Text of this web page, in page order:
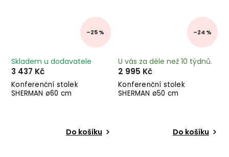
–25 %
Konferenční stolek
SHERMAN ø60 cm
Skladem u dodavatele
3 437 Kč
Do košíku
–24 %
Konferenční stolek
SHERMAN ø50 cm
U vás za déle než 10 týdnů.
2 995 Kč
Do košíku